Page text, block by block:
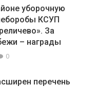
уборочную
КСУП
За
– награды
0
перечень